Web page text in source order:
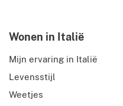
Wonen in Italië
Mijn ervaring in Italië
Levensstijl
Weetjes